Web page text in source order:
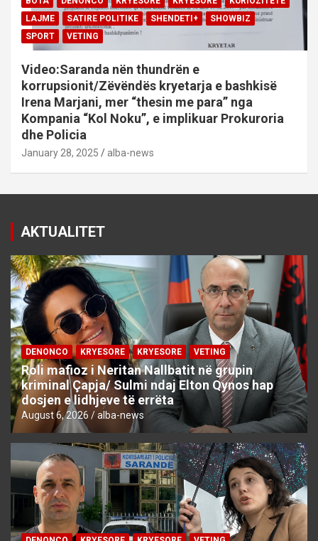
LAJME
SATIRE POLITIKE SHENDETI+
SHOWBIZ
SPORT
VETING
Video:Saranda nën thundrën e
korrupsionit/Zëvëndës kryetarja e bashkisë
Irena Marjani, mer “thesin me para” nga
Kompania “Kol Noku”, e implikuar Prokuroria
dhe Policia
January 28, 2025 alba-news
AKTUALITET
DENONCO KRYESORE KRYESORE VETING
Roli mafioz i Neritan Nallbatit në grupin
kriminal Çapja/ Sulmi ndaj Elton Qynos hap
dosjen e lidhjeve të errëta
August 6, 2026 alba-news